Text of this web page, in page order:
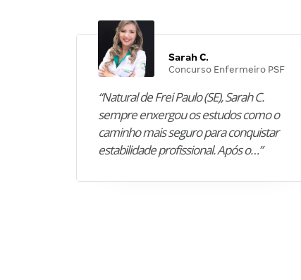
Sarah C.
Concurso Enfermeiro PSF
“Natural de Frei Paulo (SE), Sarah C.
sempre enxergou os estudos como o
caminho mais seguro para conquistar
estabilidade profissional. Após o…”